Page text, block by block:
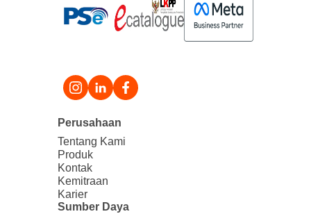
Perusahaan
Tentang Kami
Produk
Kontak
Kemitraan
Karier
Sumber Daya